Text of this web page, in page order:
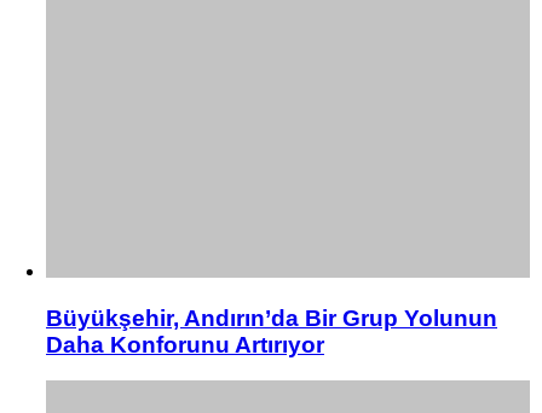
Büyükşehir, Andırın’da Bir Grup Yolunun
Daha Konforunu Artırıyor